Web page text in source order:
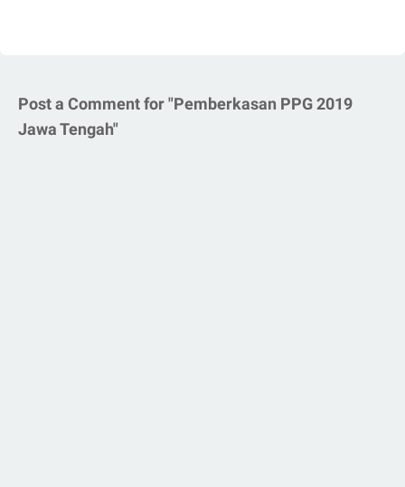
Post a Comment for "Pemberkasan PPG 2019
Jawa Tengah"